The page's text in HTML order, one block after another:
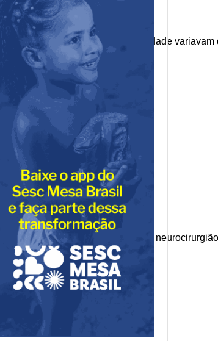
As classificações de atividade
evitar hospitalizações”, alerta o